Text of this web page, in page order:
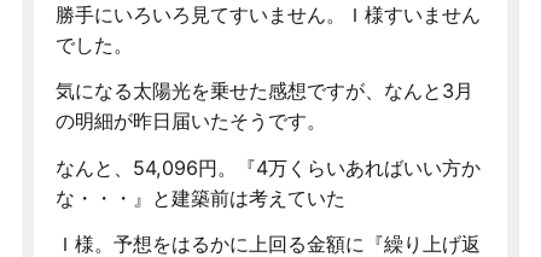
勝手にいろいろ見てすいません。Ｉ様すいません
でした。
気になる太陽光を乗せた感想ですが、なんと3月
の明細が昨日届いたそうです。
なんと、54,096円。『4万くらいあればいい方か
な・・・』と建築前は考えていた
Ｉ様。予想をはるかに上回る金額に『繰り上げ返